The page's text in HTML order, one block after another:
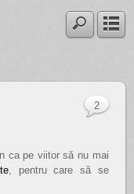
ca pe viitor să nu mai
, pentru care să se
2